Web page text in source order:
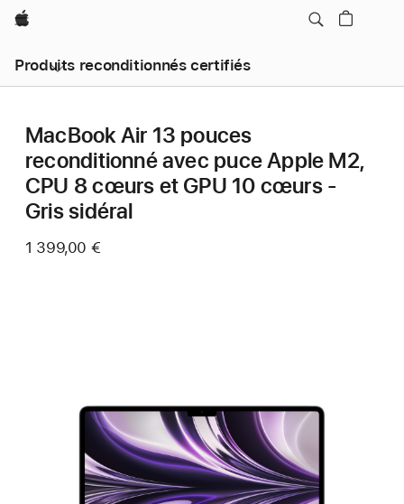
Apple
Produits reconditionnés certifiés
MacBook Air 13 pouces
reconditionné avec puce Apple M2,
CPU 8 cœurs et GPU 10 cœurs -
Gris sidéral
1 399,00 €